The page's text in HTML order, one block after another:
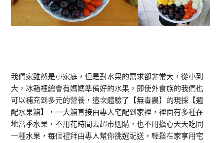
我們家雖然是小家庭，但是對水果的需求卻非常大，從小到
大，冰箱裡總會有媽媽準備好的水果，即使外食族的我們也
可以補充到多元的營養，這次體驗了【無毒農】的現採【週
配水果箱】，一大箱直接由專人宅配到家裡，裡面有多種在
地當季水果，不用花時間去超市選購，也不用擔心天天吃同
一種水果，每個禮拜由專人幫你挑選配送，輕鬆在家享用宅